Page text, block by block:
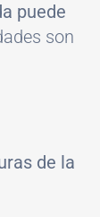
puede
son
de la